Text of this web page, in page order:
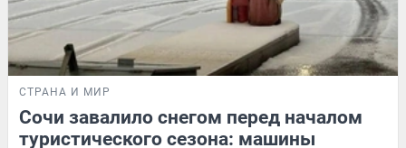
СТРАНА И МИР
Сочи завалило снегом перед началом
туристического сезона: машины